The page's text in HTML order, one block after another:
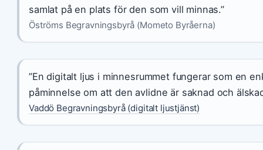
samlat på en plats för den som vill minnas.”
Öströms Begravningsbyrå (Mometo Byråerna)
”En digitalt ljus i minnesrummet fungerar som en
påminnelse om att den avlidne är saknad och
Vaddö Begravningsbyrå (digitalt ljustjänst)